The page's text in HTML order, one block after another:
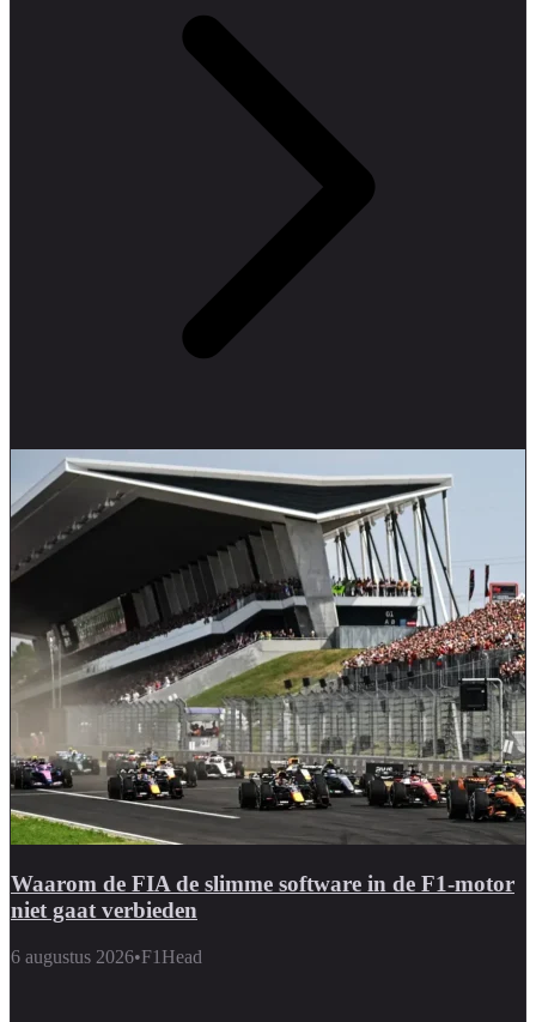
Waarom de FIA de slimme software in de F1-motor
niet gaat verbieden
6 augustus 2026•F1Head